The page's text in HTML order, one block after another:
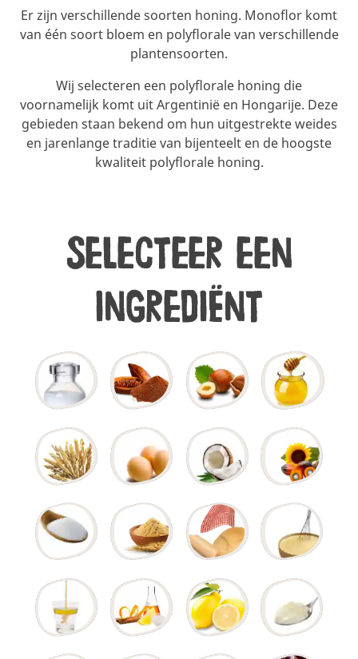
Er zijn verschillende soorten honing. Monoflor komt
van één soort bloem en polyflorale van verschillende
plantensoorten.
Wij selecteren een polyflorale honing die
voornamelijk komt uit Argentinië en Hongarije. Deze
gebieden staan bekend om hun uitgestrekte weides
en jarenlange traditie van bijenteelt en de hoogste
kwaliteit polyflorale honing.
Selecteer een
ingrediënt